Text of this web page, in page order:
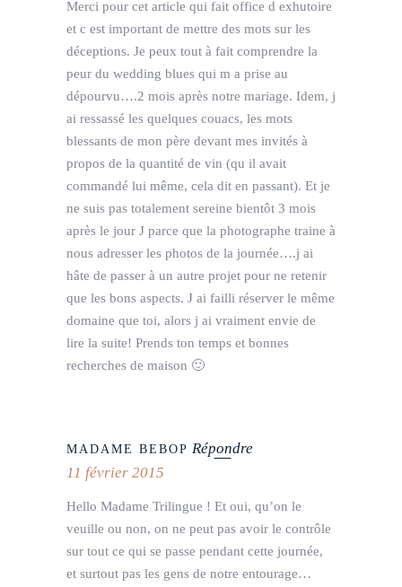
Merci pour cet article qui fait office d exhutoire
et c est important de mettre des mots sur les
déceptions. Je peux tout à fait comprendre la
peur du wedding blues qui m a prise au
dépourvu….2 mois après notre mariage. Idem, j
ai ressassé les quelques couacs, les mots
blessants de mon père devant mes invités à
propos de la quantité de vin (qu il avait
commandé lui même, cela dit en passant). Et je
ne suis pas totalement sereine bientôt 3 mois
après le jour J parce que la photographe traine à
nous adresser les photos de la journée….j ai
hâte de passer à un autre projet pour ne retenir
que les bons aspects. J ai failli réserver le même
domaine que toi, alors j ai vraiment envie de
lire la suite! Prends ton temps et bonnes
recherches de maison 🙂
MADAME BEBOP Répondre
11 février 2015
Hello Madame Trilingue ! Et oui, qu’on le
veuille ou non, on ne peut pas avoir le contrôle
sur tout ce qui se passe pendant cette journée,
et surtout pas les gens de notre entourage…